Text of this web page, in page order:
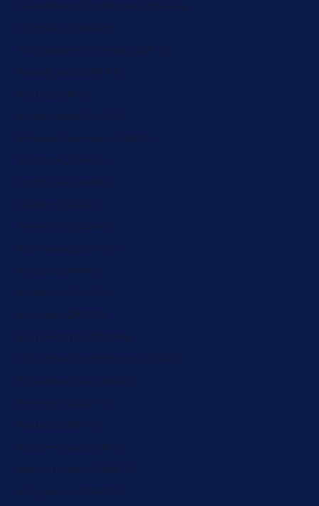
Palestinian Territories (ZAR R)
Panama (ZAR R)
Papua New Guinea (ZAR R)
Paraguay (ZAR R)
Peru (ZAR R)
Philippines (ZAR R)
Pitcairn Islands (ZAR R)
Poland (ZAR R)
Portugal (ZAR R)
Qatar (ZAR R)
Réunion (ZAR R)
Romania (ZAR R)
Russia (ZAR R)
Rwanda (ZAR R)
Samoa (ZAR R)
San Marino (ZAR R)
São Tomé & Príncipe (ZAR R)
Saudi Arabia (ZAR R)
Senegal (ZAR R)
Serbia (ZAR R)
Seychelles (ZAR R)
Sierra Leone (ZAR R)
Singapore (ZAR R)